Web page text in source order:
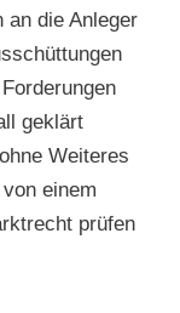
an die Anleger
geklärt
Weiteres
einem
prüfen